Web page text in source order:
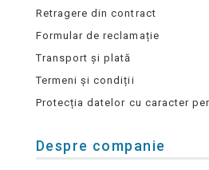
Retragere din contract
Formular de reclamație
Transport și plată
Termeni și condiții
Protecția datelor cu caracter
Despre companie